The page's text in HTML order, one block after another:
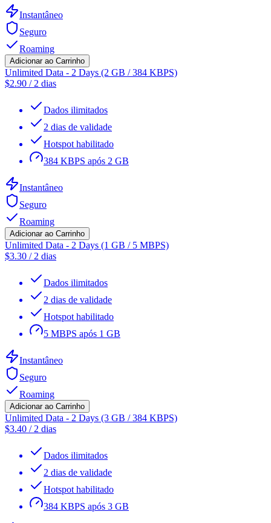
Instantâneo
Seguro
Roaming
Adicionar ao Carrinho
Unlimited Data - 2 Days (2 GB / 384 KBPS)
$2.90 / 2 dias
Dados ilimitados
2 dias de validade
Hotspot habilitado
384 KBPS após 2 GB
Instantâneo
Seguro
Roaming
Adicionar ao Carrinho
Unlimited Data - 2 Days (1 GB / 5 MBPS)
$3.30 / 2 dias
Dados ilimitados
2 dias de validade
Hotspot habilitado
5 MBPS após 1 GB
Instantâneo
Seguro
Roaming
Adicionar ao Carrinho
Unlimited Data - 2 Days (3 GB / 384 KBPS)
$3.40 / 2 dias
Dados ilimitados
2 dias de validade
Hotspot habilitado
384 KBPS após 3 GB